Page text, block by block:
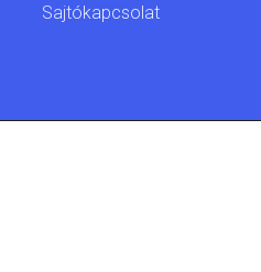
Sajtókapcsolat